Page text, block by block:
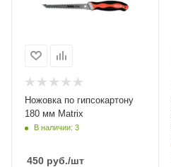
Ножовка по гипсокартону
180 мм Matrix
В наличии: 3
450 руб./шт